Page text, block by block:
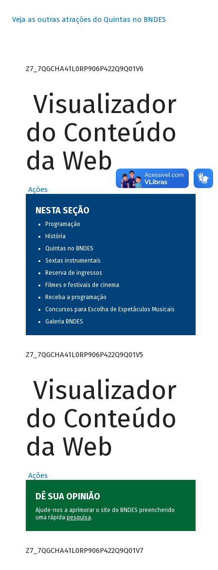
Veja as outras atrações do Quintas no BNDES
Z7_7QGCHA41L0RP906P422Q9Q01V6
Visualizador
do Conteúdo
da Web
Ações
NESTA SEÇÃO
Programação
História
Quintas no BNDES
Sextas instrumentais
Reserva de ingressos
Filmes e festivais de cinema
Receba a programação
Concursos para Escolha de Espetáculos Musicais
Galeria BNDES
Z7_7QGCHA41L0RP906P422Q9Q01V5
Visualizador
do Conteúdo
da Web
Ações
DÊ SUA OPINIÃO
Ajude-nos a aprimorar o site do BNDES preenchendo
uma rápida pesquisa.
Z7_7QGCHA41L0RP906P422Q9Q01V7